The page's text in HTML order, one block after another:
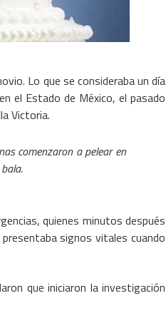
Lo que se consideraba un día
el Estado de México, el pasado
Victoria.
comenzaron a pelear en
quienes minutos después
signos vitales cuando
que iniciaron la investigación